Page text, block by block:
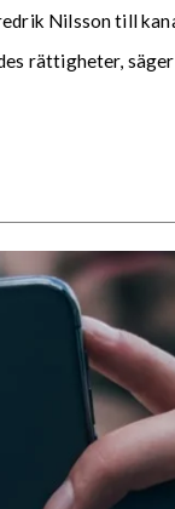
Nilsson till
rättigheter, säger